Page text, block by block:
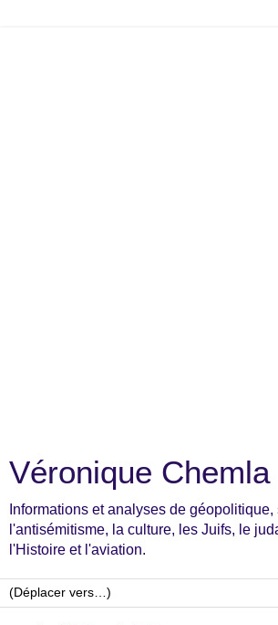
Véronique Chemla
Informations et analyses de géopolitique,
l'antisémitisme, la culture, les Juifs, le
l'Histoire et l'aviation.